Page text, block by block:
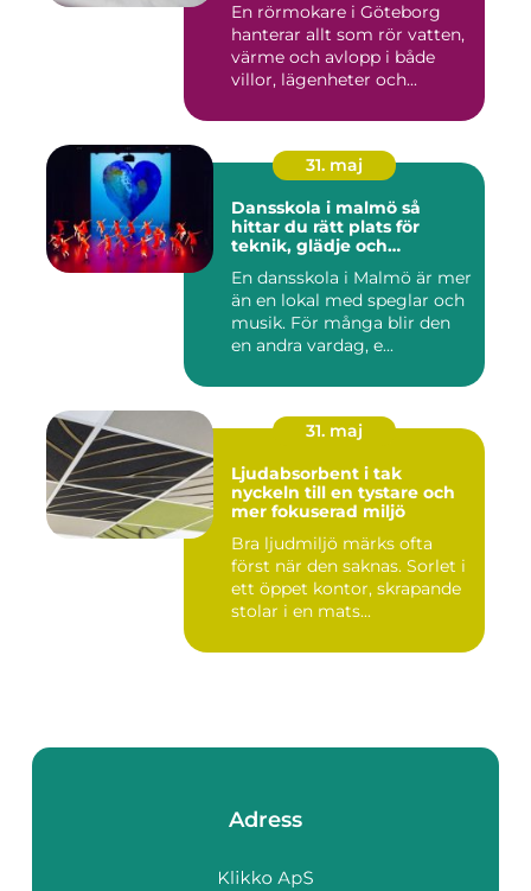
En rörmokare i Göteborg
hanterar allt som rör vatten,
värme och avlopp i både
villor, lägenheter och...
31. maj
Dansskola i malmö så
hittar du rätt plats för
teknik, glädje och
En dansskola i Malmö är mer
än en lokal med speglar och
musik. För många blir den
en andra vardag, e...
31. maj
Ljudabsorbent i tak
nyckeln till en tystare och
mer fokuserad miljö
Bra ljudmiljö märks ofta
först när den saknas. Sorlet i
ett öppet kontor, skrapande
stolar i en mats...
Adress